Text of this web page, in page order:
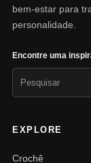
bem-estar para
personalidade.
Encontre uma
EXPLORE
Crochê